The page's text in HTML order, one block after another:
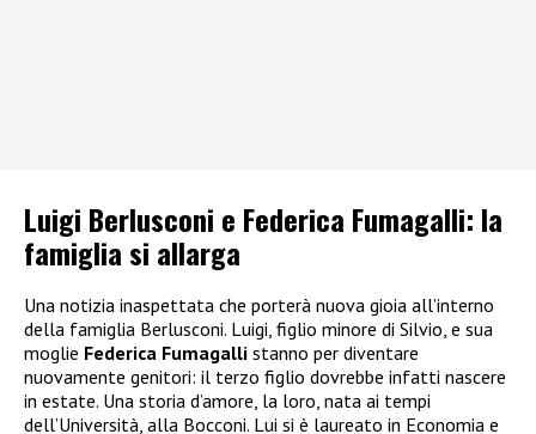
Luigi Berlusconi e Federica Fumagalli: la
famiglia si allarga
Una notizia inaspettata che porterà nuova gioia all’interno
della famiglia Berlusconi. Luigi, figlio minore di Silvio, e sua
moglie Federica Fumagalli stanno per diventare
nuovamente genitori: il terzo figlio dovrebbe infatti nascere
in estate. Una storia d’amore, la loro, nata ai tempi
dell’Università, alla Bocconi. Lui si è laureato in Economia e